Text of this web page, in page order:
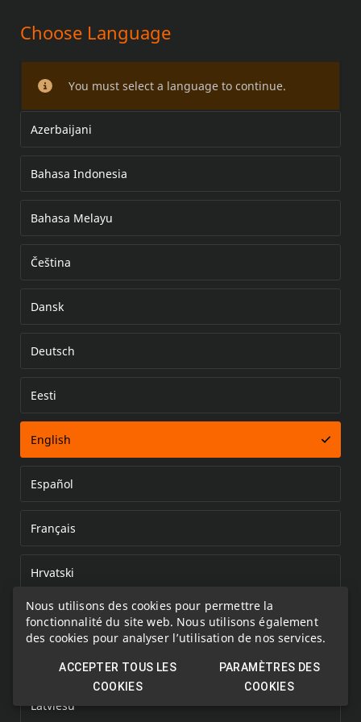
Nous utilisons des cookies pour permettre la
fonctionnalité du site web. Nous utilisons également
des cookies pour analyser l’utilisation de nos services.
ACCEPTER TOUS LES
COOKIES
PARAMÈTRES DES
COOKIES
MÉDAILLONS DE CARTER
D'ALLUMAGE SCREAMIN' EAGLE
Error loading document
Choose Language
You must select a language to continue.
Azerbaijani
Bahasa Indonesia
Bahasa Melayu
Čeština
Dansk
Deutsch
Eesti
English
Español
Français
Hrvatski
Italiano
Kazakh
Latviešu